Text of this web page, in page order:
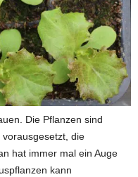
Die Pflanzen sind
die
hat immer mal ein Auge
kann